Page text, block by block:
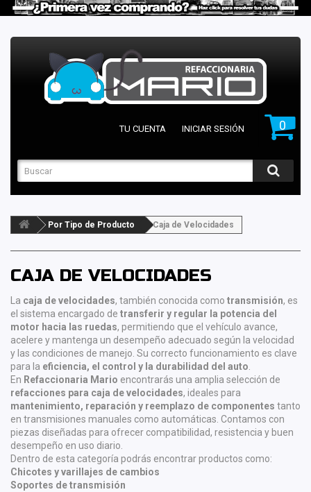
0
TU CUENTA INICIAR SESIÓN
Por Tipo de Producto Caja de Velocidades
CAJA DE VELOCIDADES
La caja de velocidades, también conocida como transmisión, es
el sistema encargado de transferir y regular la potencia del
motor hacia las ruedas, permitiendo que el vehículo avance,
acelere y mantenga un desempeño adecuado según la velocidad
y las condiciones de manejo. Su correcto funcionamiento es clave
para la eficiencia, el control y la durabilidad del auto.
En Refaccionaria Mario encontrarás una amplia selección de
refacciones para caja de velocidades, ideales para
mantenimiento, reparación y reemplazo de componentes tanto
en transmisiones manuales como automáticas. Contamos con
piezas diseñadas para ofrecer compatibilidad, resistencia y buen
desempeño en uso diario.
Dentro de esta categoría podrás encontrar productos como:
Chicotes y varillajes de cambios
Soportes de transmisión